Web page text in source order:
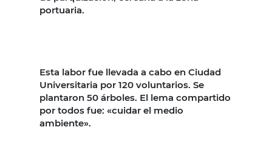
portuaria.
Esta labor fue llevada a cabo en Ciudad
Universitaria por 120 voluntarios. Se
plantaron 50 árboles. El lema compartido
por todos fue: «cuidar el medio
ambiente».